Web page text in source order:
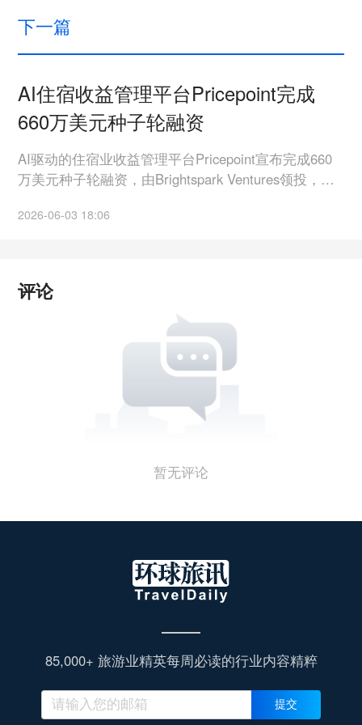
下一篇
AI住宿收益管理平台Pricepoint完成
660万美元种子轮融资
AI驱动的住宿业收益管理平台Pricepoint宣布完成660
万美元种子轮融资，由Brightspark Ventures领投，
Pricepoint面向酒店、青年旅舍及短租运营商，通过分
公司表示，新资金将用于产品研发、AI基础设施建设
及拓展更多系统集成能力。
2026-06-03 18:06
评论
暂无评论
85,000+ 旅游业精英每周必读的行业内容精粹
提交